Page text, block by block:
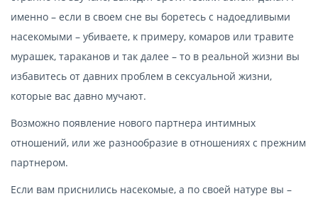
именно – если в своем сне вы боретесь с надоедливыми
насекомыми – убиваете, к примеру, комаров или травите
мурашек, тараканов и так далее – то в реальной жизни вы
избавитесь от давних проблем в сексуальной жизни,
которые вас давно мучают.
Возможно появление нового партнера интимных
отношений, или же разнообразие в отношениях с прежним
партнером.
Если вам приснились насекомые, а по своей натуре вы –